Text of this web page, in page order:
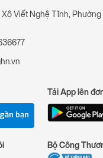
Viết Nghệ Tĩnh, Phường
bạn
Tải App lên
Bộ Công